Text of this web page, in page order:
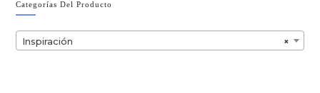
Categorías Del Producto
×
Inspiración